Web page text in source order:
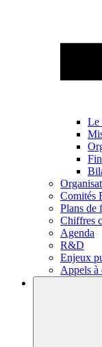
Le
Comités
Plans de
Chiffres
Agenda
R&D
Enjeux
Appels à